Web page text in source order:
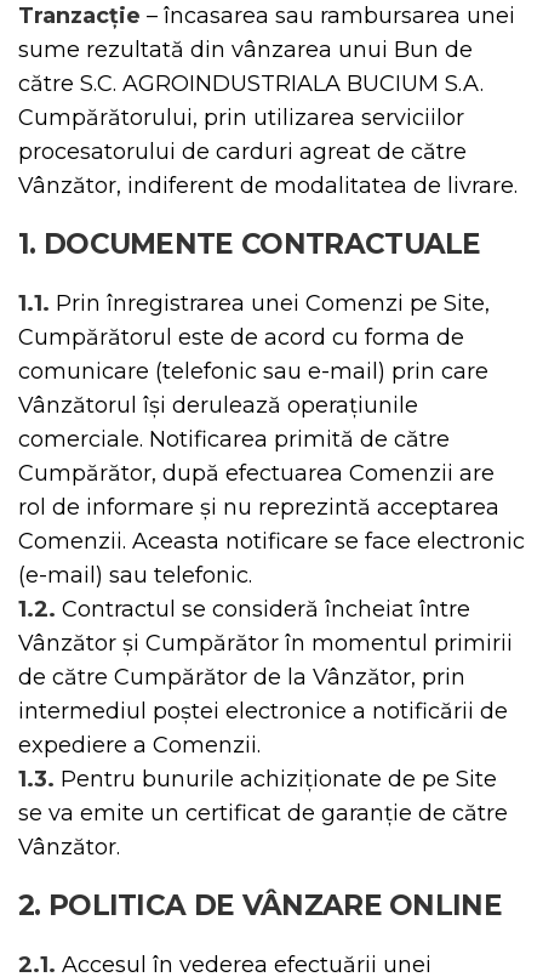
Tranzacție – încasarea sau rambursarea unei
sume rezultată din vânzarea unui Bun de
către S.C. AGROINDUSTRIALA BUCIUM S.A.
Cumpărătorului, prin utilizarea serviciilor
procesatorului de carduri agreat de către
Vânzător, indiferent de modalitatea de livrare.
1. DOCUMENTE CONTRACTUALE
1.1. Prin înregistrarea unei Comenzi pe Site,
Cumpărătorul este de acord cu forma de
comunicare (telefonic sau e-mail) prin care
Vânzătorul își derulează operațiunile
comerciale. Notificarea primită de către
Cumpărător, după efectuarea Comenzii are
rol de informare și nu reprezintă acceptarea
Comenzii. Aceasta notificare se face electronic
(e-mail) sau telefonic.
1.2. Contractul se consideră încheiat între
Vânzător și Cumpărător în momentul primirii
de către Cumpărător de la Vânzător, prin
intermediul poștei electronice a notificării de
expediere a Comenzii.
1.3. Pentru bunurile achiziționate de pe Site
se va emite un certificat de garanție de către
Vânzător.
2. POLITICA DE VÂNZARE ONLINE
2.1. Accesul în vederea efectuării unei